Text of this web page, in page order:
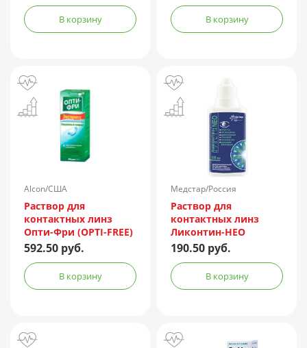
В корзину В корзину
Alcon/США
Раствор для
контактных линз
Опти-Фри (OPTI-FREE)
Express 355мл +
контейнер
592.50 руб.
В корзину
Медстар/Россия
Раствор для
контактных линз
Ликонтин-НЕО
Мульти 60мл
190.50 руб.
В корзину